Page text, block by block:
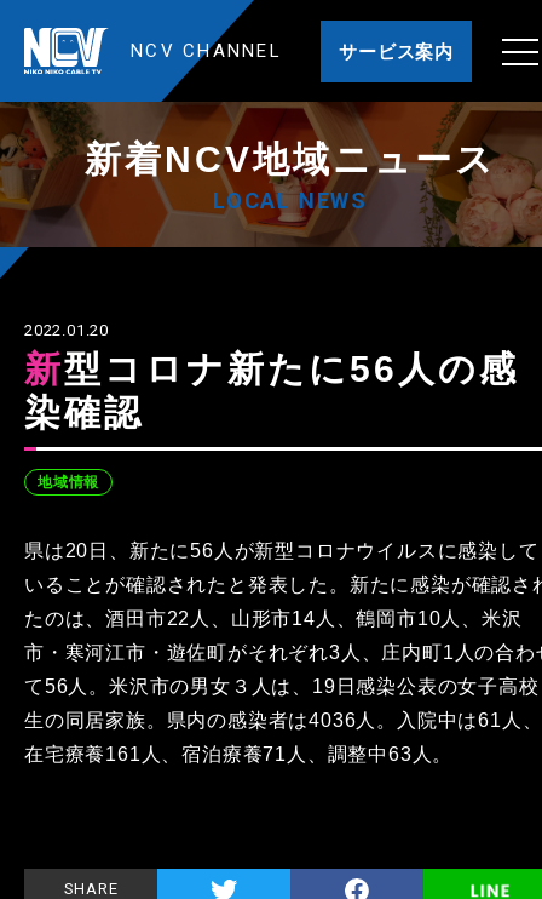
NCV CHANNEL サービス案内
新着NCV地域ニュース
LOCAL NEWS
2022.01.20
新型コロナ新たに56人の感
染確認
地域情報
県は20日、新たに56人が新型コロナウイルスに感染して
いることが確認されたと発表した。新たに感染が確認さ
たのは、酒田市22人、山形市14人、鶴岡市10人、米沢
市・寒河江市・遊佐町がそれぞれ3人、庄内町1人の合わ
て56人。米沢市の男女３人は、19日感染公表の女子高校
生の同居家族。 県内の感染者は4036人。
入院中は61人、
在宅療養161人、宿泊療養71人、調整中63人。
SHARE